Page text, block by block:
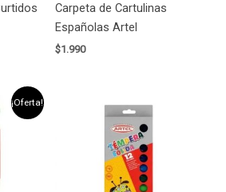
Carpeta de Cartulinas
Españolas Artel
$1.990
¡Oferta!